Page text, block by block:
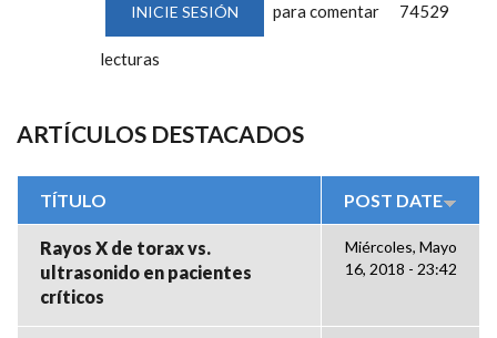
INICIE SESIÓN para comentar 74529
lecturas
ARTÍCULOS DESTACADOS
TÍTULO POST DATE
Rayos X de torax vs.
ultrasonido en pacientes
críticos
Miércoles, Mayo
16, 2018 - 23:42